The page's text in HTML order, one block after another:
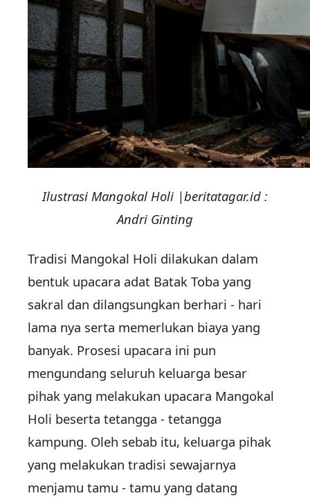
Ilustrasi Mangokal Holi |beritatagar.id :
Andri Ginting
Tradisi Mangokal Holi dilakukan dalam
bentuk upacara adat Batak Toba yang
sakral dan dilangsungkan berhari - hari
lama nya serta memerlukan biaya yang
banyak. Prosesi upacara ini pun
mengundang seluruh keluarga besar
pihak yang melakukan upacara Mangokal
Holi beserta tetangga - tetangga
kampung. Oleh sebab itu, keluarga pihak
yang melakukan tradisi sewajarnya
menjamu tamu - tamu yang datang